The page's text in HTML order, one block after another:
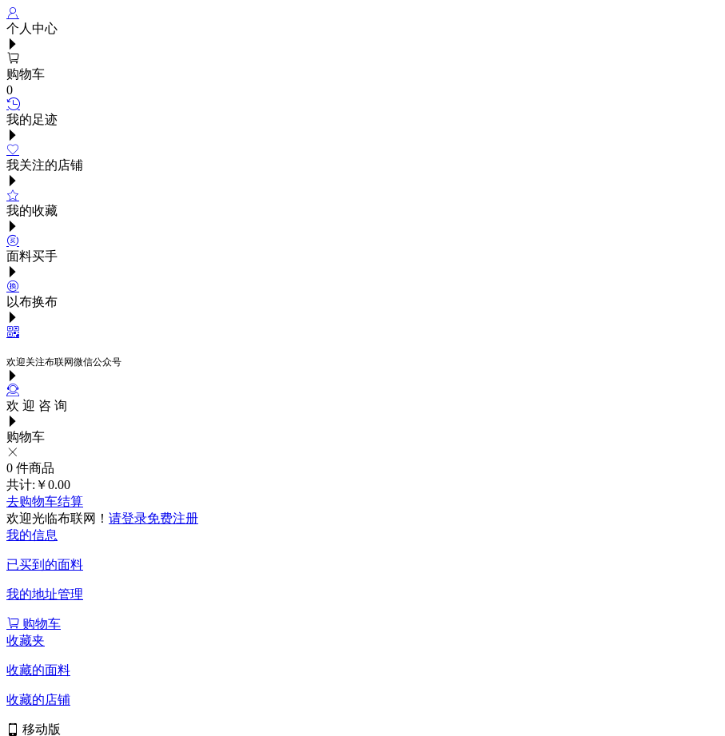
个人中心
购物车
0
我的足迹
我关注的店铺
我的收藏
面料买手
以布换布
欢迎关注布联网微信公众号
欢 迎 咨 询
购物车
0 件商品
共计: ￥0.00
去购物车结算
欢迎光临布联网！ 请登录免费注册
我的信息
已买到的面料
我的地址管理
购物车
收藏夹
收藏的面料
收藏的店铺
移动版